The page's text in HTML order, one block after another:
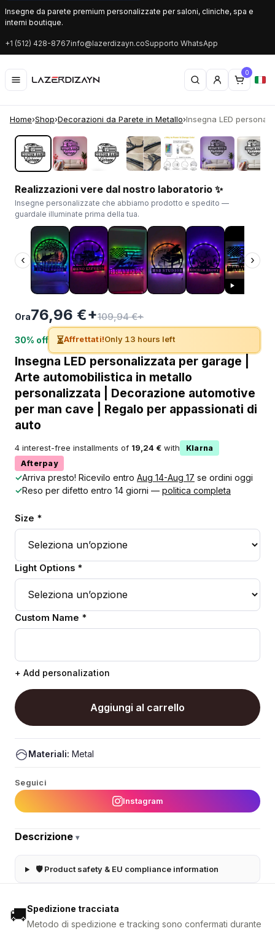
Insegne da parete premium personalizzate per saloni, cliniche, spa e
interni boutique.
+1 (512) 428-8767info@lazerdizayn.coSupporto WhatsApp
0
Home›Shop›Decorazioni da Parete in Metallo›Insegna LED
‹ ›
Realizzazioni vere dal nostro laboratorio ✨
Insegne personalizzate che abbiamo prodotto e spedito —
guardale illuminate prima della tua.
‹ ›
Ora76,96 €+109,94 €+
30% off ⏳Affrettati!Only 13 hours left
Insegna LED personalizzata per garage |
Arte automobilistica in metallo
personalizzata | Decorazione automotive
per man cave | Regalo per appassionati di
auto
4 interest-free installments of 19,24 € with
Klarna
Afterpay
✓Arriva presto! Ricevilo entro Aug 14-Aug 17 se ordini oggi
✓Reso per difetto entro 14 giorni — politica completa
Size *
Light Options *
Custom Name *
+ Add personalization
Aggiungi al carrello
Materiali: Metal
Seguici
Instagram
Descrizione ▾
🛡 Product safety & EU compliance information
🚚Spedizione tracciata
Metodo di spedizione e tracking sono confermati durante